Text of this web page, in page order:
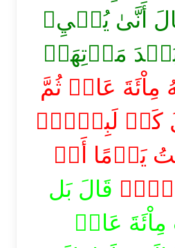
أَنَّىٰ يُحۡيِۦ
بَعۡدَ مَوۡتِهَاۖ
مِاْئَةَ عَامٖ ثُمَّ
كَمۡ لَبِثۡتَۖ
يَوۡمًا أَوۡ
قَالَ بَل
عَامٖ